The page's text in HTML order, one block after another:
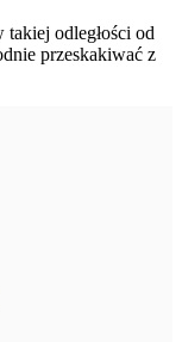
odległości od
przeskakiwać z